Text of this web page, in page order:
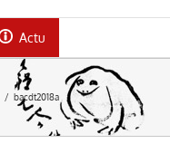
Actu
/ bacdt2018a